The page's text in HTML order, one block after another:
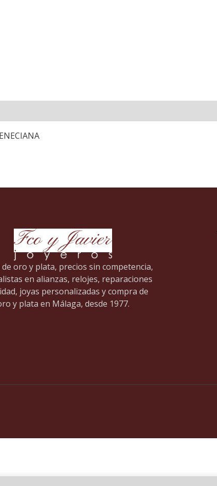
de oro y plata, precios sin competencia,
en alianzas, relojes, reparaciones
joyas personalizadas y compra de
y plata en Málaga, desde 1977.